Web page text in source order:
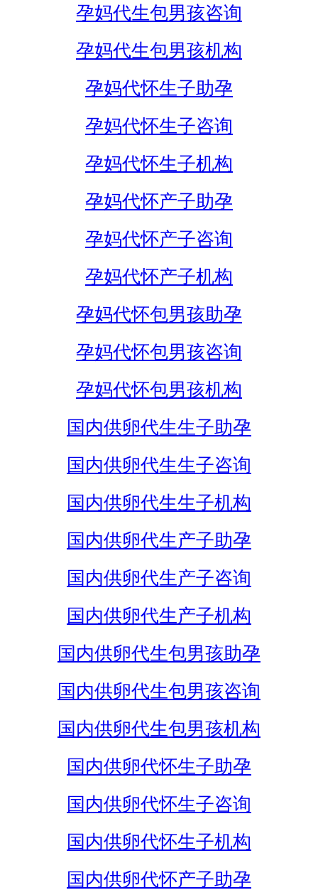
孕妈代生包男孩咨询
孕妈代生包男孩机构
孕妈代怀生子助孕
孕妈代怀生子咨询
孕妈代怀生子机构
孕妈代怀产子助孕
孕妈代怀产子咨询
孕妈代怀产子机构
孕妈代怀包男孩助孕
孕妈代怀包男孩咨询
孕妈代怀包男孩机构
国内供卵代生生子助孕
国内供卵代生生子咨询
国内供卵代生生子机构
国内供卵代生产子助孕
国内供卵代生产子咨询
国内供卵代生产子机构
国内供卵代生包男孩助孕
国内供卵代生包男孩咨询
国内供卵代生包男孩机构
国内供卵代怀生子助孕
国内供卵代怀生子咨询
国内供卵代怀生子机构
国内供卵代怀产子助孕